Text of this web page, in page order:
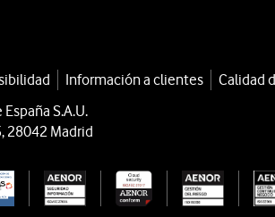
Información a clientes Calidad
S.A.U.
28042 Madrid